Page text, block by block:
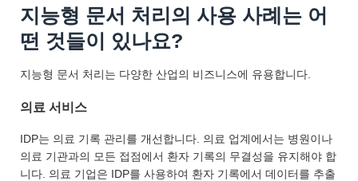
지능형 문서 처리의 사용 사례는 어
떤 것들이 있나요?
지능형 문서 처리는 다양한 산업의 비즈니스에 유용합니다.
의료 서비스
IDP는 의료 기록 관리를 개선합니다. 의료 업계에서는 병원이나
의료 기관과의 모든 접점에서 환자 기록의 무결성을 유지해야 합
니다. 의료 기업은 IDP를 사용하여 환자 기록에서 데이터를 추출